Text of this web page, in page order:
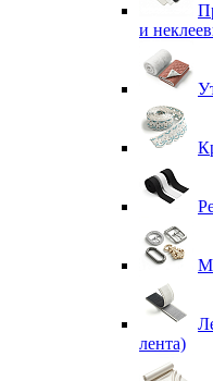
и
лента)